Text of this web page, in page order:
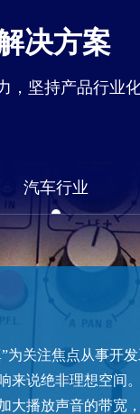
决方案
，坚持产品行业
为关注焦点从事开
来说绝非理想空间
大播放声音的带宽
汽车行业